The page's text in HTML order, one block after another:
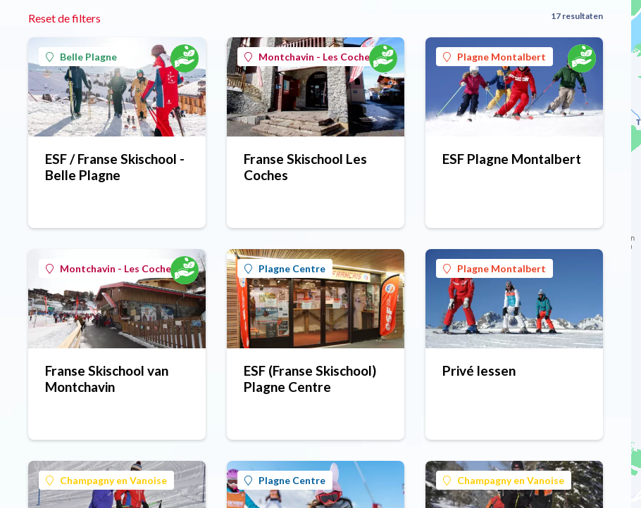
Reset de filters 17 resultaten
Belle Plagne
ESF / Franse Skischool -
Belle Plagne
Montchavin - Les Coches
Franse Skischool Les
Coches
Plagne Montalbert
ESF Plagne Montalbert
Montchavin - Les Coches
Franse Skischool van
Montchavin
Plagne Centre
ESF (Franse Skischool)
Plagne Centre
Plagne Montalbert
Privé lessen
Champagny en Vanoise Plagne Centre Champagny en Vanoise